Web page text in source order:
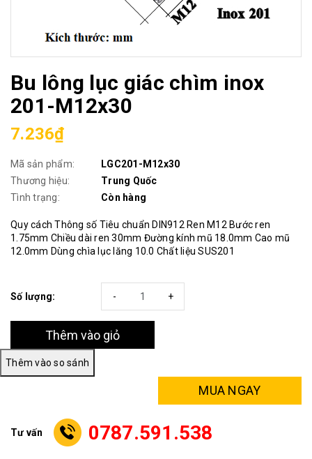
Bu lông lục giác chìm inox
201-M12x30
7.236₫
Mã sản phẩm:
LGC201-M12x30
Thương hiệu:
Trung Quốc
Tình trạng:
Còn hàng
Quy cách Thông số Tiêu chuẩn DIN912 Ren M12 Bước ren
1.75mm Chiều dài ren 30mm Đường kính mũ 18.0mm Cao mũ
12.0mm Dùng chìa lục lăng 10.0 Chất liệu SUS201
Số lượng: +
-
Thêm vào giỏ
MUA NGAY
Tư vấn 0787.591.538